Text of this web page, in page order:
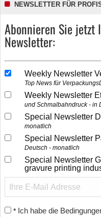
NEWSLETTER FÜR
Abonnieren Sie jetzt
Newsletter:
Weekly Newsletter
Top News für
Weekly Newsletter
und Schmalbahndruck - in
Special Newsletter
monatlich
Special Newsletter
Deutsch - monatlich
Special Newsletter
gravure printing
* Ich habe die